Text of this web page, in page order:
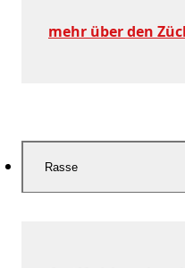
mehr über den
Rasse